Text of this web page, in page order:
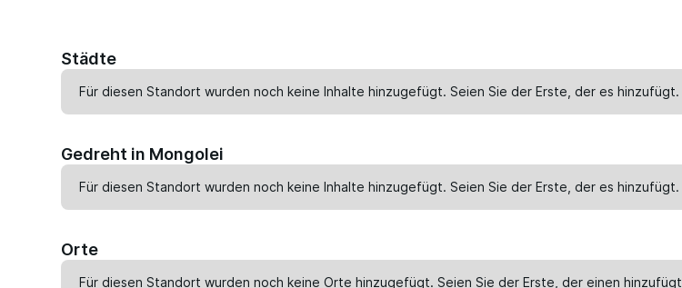
Städte
Für diesen Standort wurden noch keine Inhalte hinzugefügt. Seien Sie der Erste, der eshinzufügt.
Gedreht in Mongolei
Für diesen Standort wurden noch keine Inhalte hinzugefügt. Seien Sie der Erste, der eshinzufügt.
Orte
Für diesen Standort wurden noch keine Orte hinzugefügt. Seien Sie der Erste, der einenhinzufügt